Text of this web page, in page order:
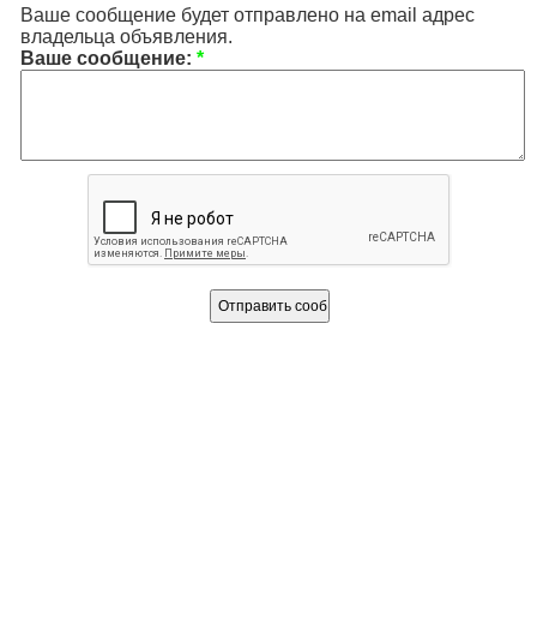
Ваше сообщение будет отправлено на email адрес
владельца объявления.
Ваше сообщение: *